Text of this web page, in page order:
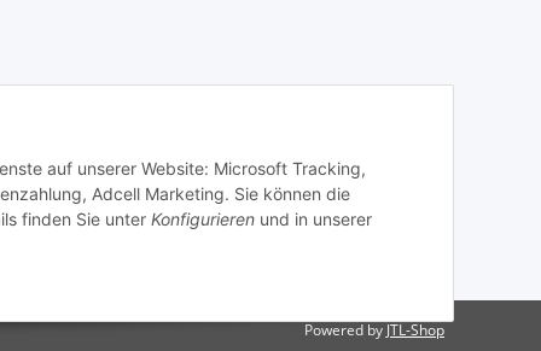
auf unserer Website: Microsoft Tracking,
Adcell Marketing. Sie können die
finden Sie unter Konfigurieren und in unserer
Powered by JTL-Shop